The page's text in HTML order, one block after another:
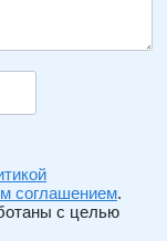
соглашением.
с целью